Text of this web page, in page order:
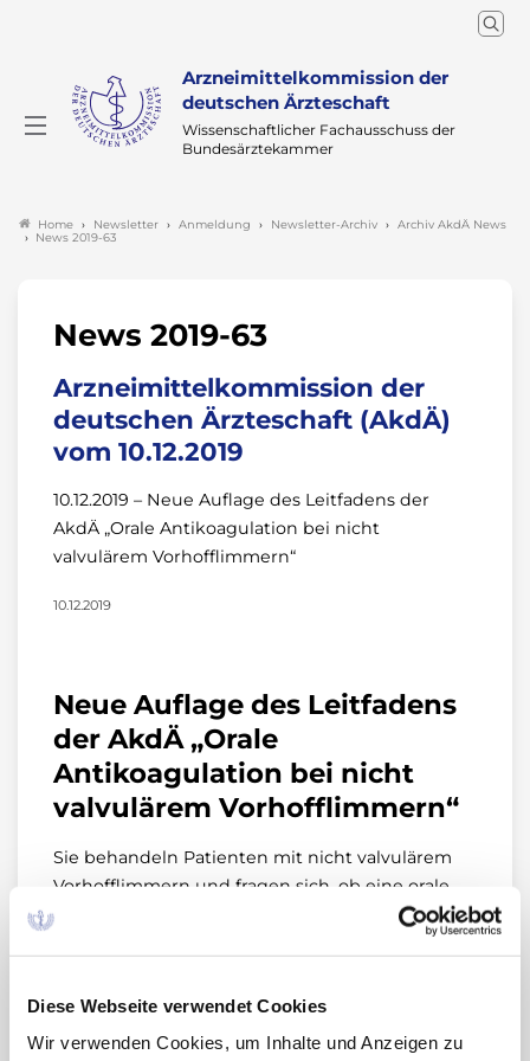
Diese Webseite verwendet Cookies
Wir verwenden Cookies, um Inhalte und Anzeigen zu
Arzneimittelkommission der
deutschen Ärzteschaft
Wissenschaftlicher Fachausschuss der
Bundesärztekammer
Home Newsletter Anmeldung Newsletter-Archiv
Archiv AkdÄ News
News 2019-63
News 2019-63
Arzneimittelkommission der
deutschen Ärzteschaft (AkdÄ)
vom 10.12.2019
10.12.2019 – Neue Auflage des Leitfadens der
AkdÄ „Orale Antikoagulation bei nicht
valvulärem Vorhofflimmern“
10.12.2019
Neue Auflage des Leitfadens
der AkdÄ „Orale
Antikoagulation bei nicht
valvulärem Vorhofflimmern“
Sie behandeln Patienten mit nicht valvulärem
Vorhofflimmern und fragen sich, ob eine orale
Antikoagulation angezeigt ist – und wenn ja, mit
welchem Präparat? Empfehlungen dazu gibt der
nicht valvulärem Vorhofflimmern“, der nun in